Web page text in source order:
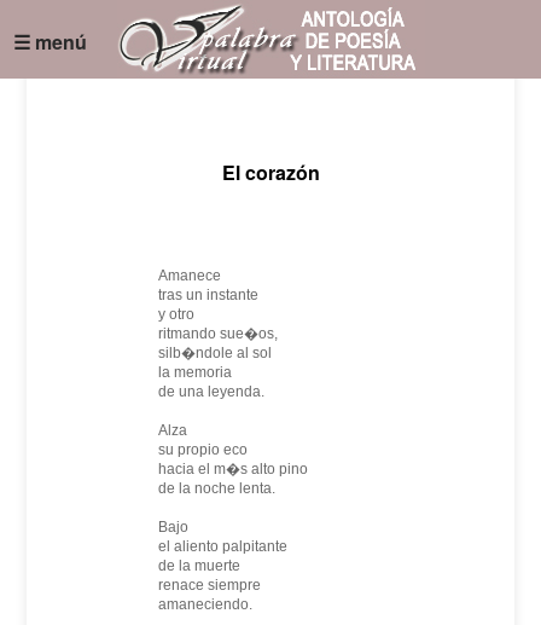
☰ menú
El corazón
Amanece
tras un instante
y otro
ritmando sue�os,
silb�ndole al sol
la memoria
de una leyenda.
Alza
su propio eco
hacia el m�s alto pino
de la noche lenta.
Bajo
el aliento palpitante
de la muerte
renace siempre
amaneciendo.